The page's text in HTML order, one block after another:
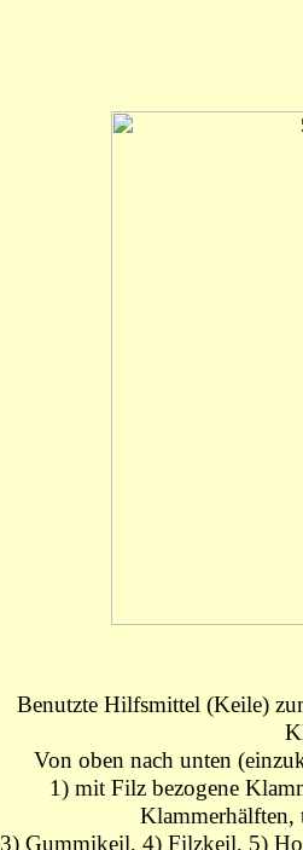
Benutzte Hilfsmittel (Keile)
Von oben nach unten
1) mit Filz bezogene
Klammerhälften,
3) Gummikeil, 4) Filzkeil, 5)